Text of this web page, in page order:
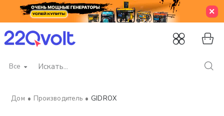
Все
Искать...
Производитель GIDROX